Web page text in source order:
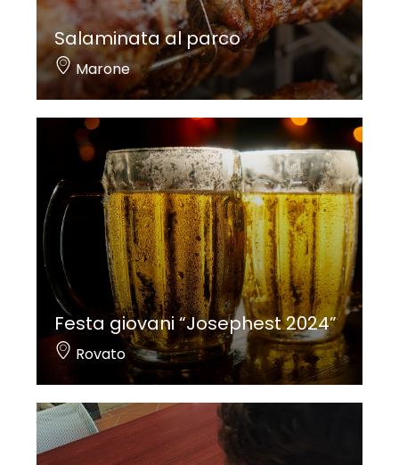
Salaminata al parco
Marone
Festa giovani “Josephest 2024”
Rovato